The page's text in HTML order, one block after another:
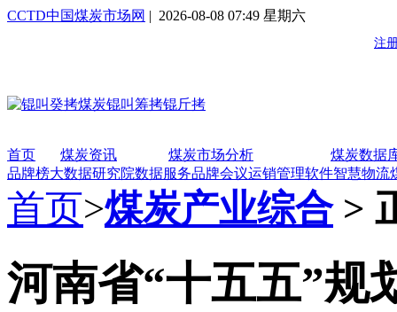
CCTD中国煤炭市场网 | 2026-08-08 07:49 星期六
首页 煤炭资讯 煤炭市场分析
煤炭数据
品牌榜大数据研究院数据服务品牌会议运销管理软件智慧物流
首页>煤炭产业综合>
河南省“十五五”规